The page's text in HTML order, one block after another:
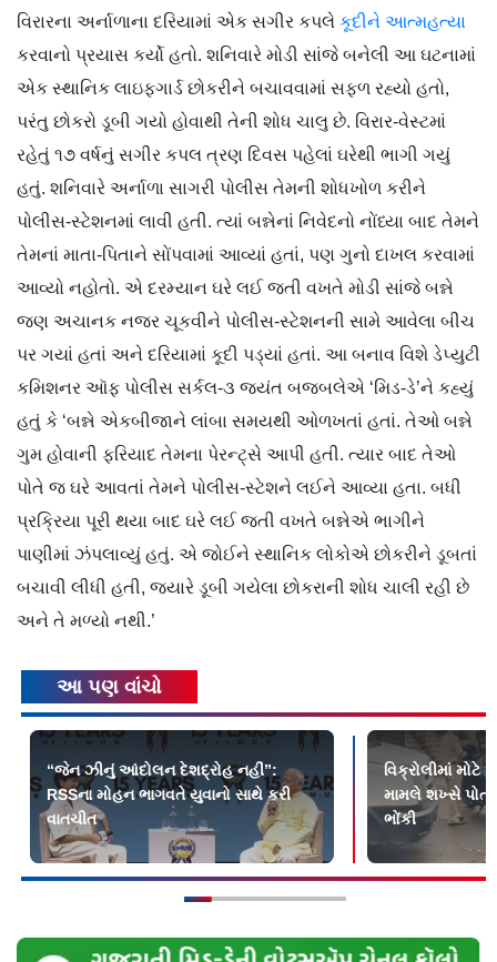
વિરારના અર્નાળાના દરિયામાં એક સગીર કપલે કૂદીને આત્મહત્યા
કરવાનો પ્રયાસ કર્યો હતો. શનિવારે મોડી સાંજે બનેલી આ ઘટનામાં
એક સ્થાનિક લાઇફગાર્ડ છોકરીને બચાવવામાં સફળ રહ્યો હતો,
પરંતુ છોકરો ડૂબી ગયો હોવાથી તેની શોધ ચાલુ છે. વિરાર-વેસ્ટમાં
રહેતું ૧૭ વર્ષનું સગીર કપલ ત્રણ દિવસ પહેલાં ઘરેથી ભાગી ગયું
હતું. શનિવારે અર્નાળા સાગરી પોલીસ તેમની શોધખોળ કરીને
પોલીસ-સ્ટેશનમાં લાવી હતી. ત્યાં બન્નેનાં નિવેદનો નોંધ્યા બાદ તેમને
તેમનાં માતા-પિતાને સોંપવામાં આવ્યાં હતાં, પણ ગુનો દાખલ કરવામાં
આવ્યો નહોતો. એ દરમ્યાન ઘરે લઈ જતી વખતે મોડી સાંજે બન્ને
જણ અચાનક નજર ચૂકવીને પોલીસ-સ્ટેશનની સામે આવેલા બીચ
પર ગયાં હતાં અને દરિયામાં કૂદી પડ્યાં હતાં. આ બનાવ વિશે ડેપ્યુટી
કમિશનર ઑફ પોલીસ સર્કલ-૩ જયંત બજબલેએ ‘મિડ-ડે’ને કહ્યું
હતું કે ‘બન્ને એકબીજાને લાંબા સમયથી ઓળખતાં હતાં. તેઓ બન્ને
ગુમ હોવાની ફરિયાદ તેમના પેરન્ટ્સે આપી હતી. ત્યાર બાદ તેઓ
પોતે જ ઘરે આવતાં તેમને પોલીસ-સ્ટેશને લઈને આવ્યા હતા. બધી
પ્રક્રિયા પૂરી થયા બાદ ઘરે લઈ જતી વખતે બન્નેએ ભાગીને
પાણીમાં ઝંપલાવ્યું હતું. એ જોઈને સ્થાનિક લોકોએ છોકરીને ડૂબતાં
બચાવી લીધી હતી, જ્યારે ડૂબી ગયેલા છોકરાની શોધ ચાલી રહી છે
અને તે મળ્યો નથી.’
આ પણ વાંચો
“જેન ઝીનું આંદોલન દેશદ્રોહ નહીં”:
RSSના મોહન ભાગવતે યુવાનો સાથે કરી
વાતચીત
વિક્રોલીમાં મોટે
મામલે શખ્સે
ભોંકી